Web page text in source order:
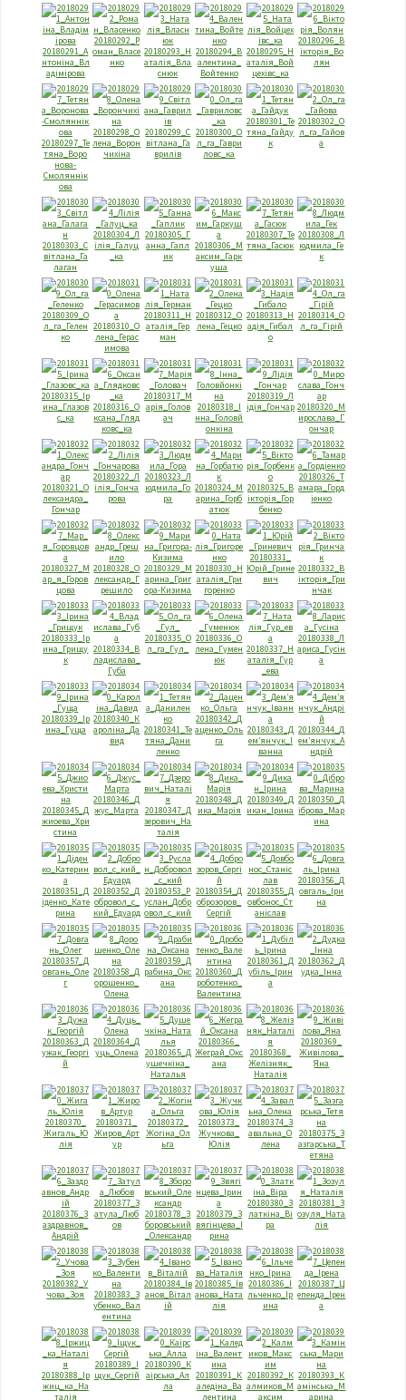
20180291_А
нтонiна_Вл
адiмiрова
20180292_Р
оман_Власе
нко
20180293_Н
аталiя_Вла
снюк
20180294_В
алентина_
Войтенко
20180295_Н
аталiя_Вой
цехiвс_ка
20180296_В
iкторiя_Во
лян
20180297_Те
тяна_Воро
нова-
Смоляннiк
ова
20180298_О
лена_Ворон
чихiна
20180299_С
вiтлана_Га
врилiв
20180300_О
л_га_Гаври
ловс_ка
20180301_Те
тяна_Гайду
к
20180302_О
л_га_Гайов
а
20180303_С
вiтлана_Га
лаган
20180304_Л
iлiя_Галуц
_ка
20180305_Г
анна_Гапл
ик
20180306_М
аксим_Гарк
уша
20180307_Те
тяна_Гасюк
20180308_Л
юдмила_Ге
к
20180309_О
л_га_Гелен
ко
20180310_О
лена_Герас
имова
20180311_Н
аталiя_Гер
ман
20180312_О
лена_Гецко
20180313_Н
адiя_Гибал
о
20180314_О
л_га_Гiрiй
20180315_Iр
ина_Глазов
с_ка
20180316_О
ксана_Гляд
ковс_ка
20180317_М
арiя_Голов
ач
20180318_I
нна_Головй
онкiна
20180319_Л
iдiя_Гончар 20180320_М
ирослава_Г
ончар
20180321_О
лександра_
Гончар
20180322_Л
iлiя_Гонча
рова
20180323_Л
юдмила_Го
ра
20180324_М
арина_Горб
атюк
20180325_В
iкторiя_Гор
бенко
20180326_Т
амара_Горд
ieнко
20180327_М
ар_я_Горов
цова
20180328_О
лександр_Г
решило
20180329_М
арина_Григ
ора-Кизима
20180330_Н
аталiя_Гри
горенко
20180331_
Юрiй_Грине
вич
20180332_В
iкторiя_Гри
нчак
20180333_Iр
ина_Грищу
к
20180334_В
ладислава_
Губа
20180335_О
л_га_Гул_
20180336_О
лена_Гумен
юк
20180337_Н
аталiя_Гур
_eва
20180338_Л
ариса_Гусiн
а
20180339_Iр
ина_Гуща
20180340_К
аролiна_Да
вид
20180341_Те
тяна_Дани
ленко
20180342_Д
аценко_Оль
га
20180343_Д
ем’янчук_I
ванна
20180344_Д
ем’янчук_А
ндрiй
20180345_Д
жиоeва_Хри
стина
20180346_Д
жус_Марта
20180347_Д
зерович_На
талiя
20180348_Д
ика_Марiя
20180349_Д
икан_Iрина
20180350_Д
iброва_Мар
ина
20180351_Д
iденко_Кате
рина
20180352_Д
обровол_с_
кий_Едуард
20180353_Р
услан_Добр
овол_с_кий
20180354_Д
оброзоров_
Сергiй
20180355_Д
овбонос_Ст
анiслав
20180356_Д
овгаль_Iри
на
20180357_Д
овгань_Оле
г
20180358_Д
орошенко_
Олена
20180359_Д
рабина_Окс
ана
20180360_Д
роботенко_
Валентина
20180361_Д
убiль_Iрин
а
20180362_Д
удка_Iнна
20180363_Д
ужак_Георгi
й
20180364_Д
уць_Олена
20180365_Д
ушечкiна_
Наталья
20180366_
Жеграй_Окс
ана
20180368_
Желiзняк_
Наталiя
20180369_
Живiлова_
Яна
20180370_
Жигаль_Ю
лiя
20180371_
Жиров_Арт
ур
20180372_
Жогiна_Ол
ьга
20180373_
Жучкова_
Юлiя
20180374_З
авальна_О
лена
20180375_З
азгарська_Т
етяна
20180376_З
аздравнов_
Андрiй
20180377_З
атула_Люб
ов
20180378_З
боровський
_Олександр
20180379_З
вягiнцева_I
рина
20180380_З
латкiна_Вi
ра
20180381_З
озуля_Ната
лiя
20180382_У
чова_Зоя
20180383_З
убенко_Вал
ентина
20180384_Iв
анов_Вiтал
iй
20180385_Iв
анова_Ната
лiя
20180386_I
льченко_Iр
ина
20180387_Ц
епенда_Iрен
а
20180388_Iр
жиц_ка_На
талiя
20180389_I
щук_Сергiй
20180390_К
аiрська_Ал
ла
20180391_К
аледiна_Ва
лентина
20180392_К
алмиков_М
аксим
20180393_К
амiнська_М
арина